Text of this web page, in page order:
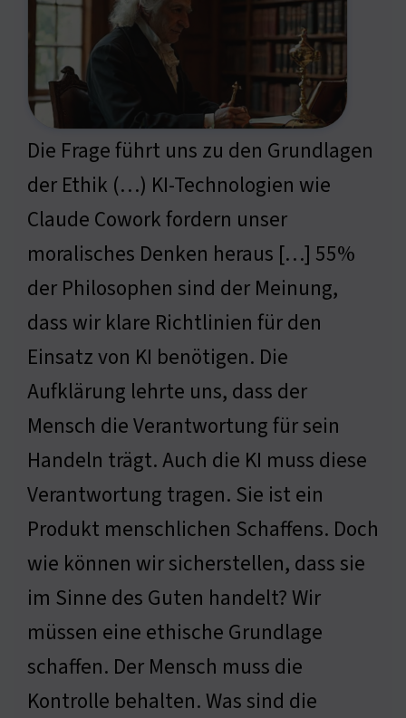
Die Frage führt uns zu den Grundlagen
der Ethik (…) KI-Technologien wie
Claude Cowork fordern unser
moralisches Denken heraus […] 55%
der Philosophen sind der Meinung,
dass wir klare Richtlinien für den
Einsatz von KI benötigen. Die
Aufklärung lehrte uns, dass der
Mensch die Verantwortung für sein
Handeln trägt. Auch die KI muss diese
Verantwortung tragen. Sie ist ein
Produkt menschlichen Schaffens. Doch
wie können wir sicherstellen, dass sie
im Sinne des Guten handelt? Wir
müssen eine ethische Grundlage
schaffen. Der Mensch muss die
Kontrolle behalten. Was sind die